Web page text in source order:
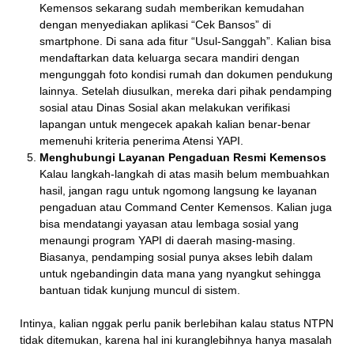
Kemensos sekarang sudah memberikan kemudahan
dengan menyediakan aplikasi “Cek Bansos” di
smartphone. Di sana ada fitur “Usul-Sanggah”. Kalian bisa
mendaftarkan data keluarga secara mandiri dengan
mengunggah foto kondisi rumah dan dokumen pendukung
lainnya. Setelah diusulkan, mereka dari pihak pendamping
sosial atau Dinas Sosial akan melakukan verifikasi
lapangan untuk mengecek apakah kalian benar-benar
memenuhi kriteria penerima Atensi YAPI.
Menghubungi Layanan Pengaduan Resmi Kemensos
Kalau langkah-langkah di atas masih belum membuahkan
hasil, jangan ragu untuk ngomong langsung ke layanan
pengaduan atau Command Center Kemensos. Kalian juga
bisa mendatangi yayasan atau lembaga sosial yang
menaungi program YAPI di daerah masing-masing.
Biasanya, pendamping sosial punya akses lebih dalam
untuk ngebandingin data mana yang nyangkut sehingga
bantuan tidak kunjung muncul di sistem.
Intinya, kalian nggak perlu panik berlebihan kalau status NTPN
tidak ditemukan, karena hal ini kuranglebihnya hanya masalah